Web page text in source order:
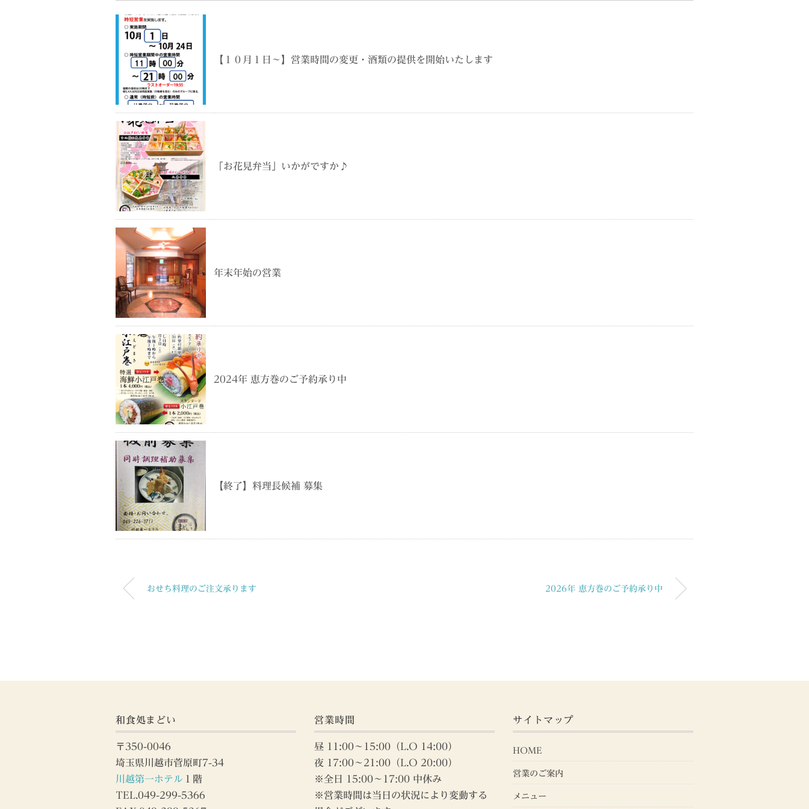
【１０月１日～】営業時間の変更・酒類の提供を開始いたします
「お花見弁当」いかがですか♪
年末年始の営業
2024年 恵方巻のご予約承り中
【終了】料理長候補 募集
おせち料理のご注文承ります 2026年 恵方巻のご予約承り中
和食処まどい
〒350-0046
埼玉県川越市菅原町7-34
川越第一ホテル １階
TEL.049-299-5366
営業時間
昼 11:00～15:00（L.O 14:00）
夜 17:00～21:00（L.O 20:00）
※全日 15:00～17:00 中休み
※営業時間は当日の状況により変動する
サイトマップ
HOME
営業のご案内
メニュー